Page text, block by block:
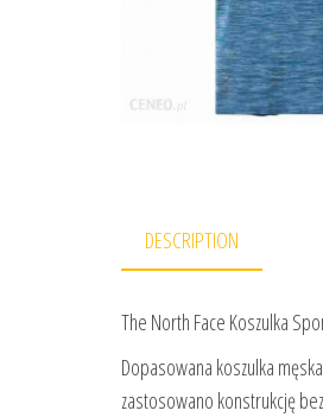
DESCRIPTION
The North Face Koszulka
Dopasowana koszulka
zastosowano konstrukcję